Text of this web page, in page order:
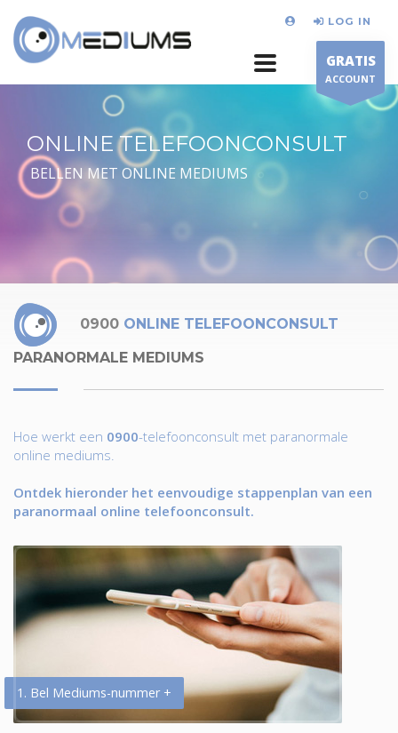
LOG IN
GRATIS
ACCOUNT
ONLINE TELEFOONCONSULT
BELLEN MET ONLINE MEDIUMS
0900 ONLINE TELEFOONCONSULT
PARANORMALE MEDIUMS
Hoe werkt een 0900-telefoonconsult met paranormale
online mediums.
Ontdek hieronder het eenvoudige stappenplan van een
paranormaal online telefoonconsult.
1. Bel Mediums-nummer +